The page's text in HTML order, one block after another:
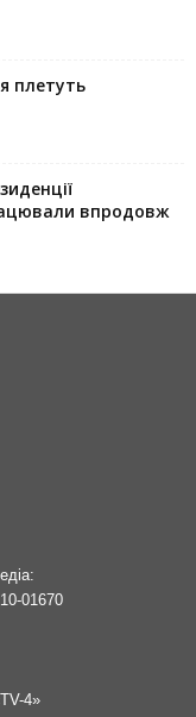
плетуть
впродовж
01670
4»